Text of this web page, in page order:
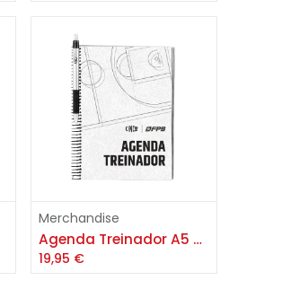
Merchandise
Agenda Treinador A5 Cinco
19,95 €